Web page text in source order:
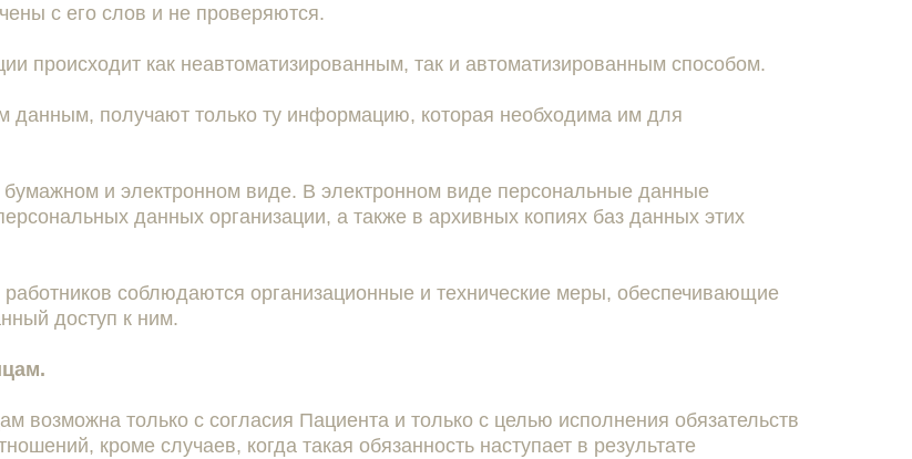
с его слов и не проверяются.
происходит как неавтоматизированным, так и автоматизированным способом.
данным, получают только ту информацию, которая необходима им для
и электронном виде. В электронном виде персональные данные
данных организации, а также в архивных копиях баз данных этих
соблюдаются организационные и технические меры, обеспечивающие
доступ к ним.
возможна только с согласия Пациента и только с целью исполнения обязательств
кроме случаев, когда такая обязанность наступает в результате